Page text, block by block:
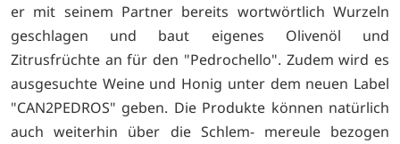
er mit seinem Partner bereits wortwörtlich Wurzeln
geschlagen und baut eigenes Olivenöl und
Zitrusfrüchte an für den "Pedrochello". Zudem wird es
ausgesuchte Weine und Honig unter dem neuen Label
"CAN2PEDROS" geben. Die Produkte können natürlich
auch weiterhin über die Schlem- mereule bezogen